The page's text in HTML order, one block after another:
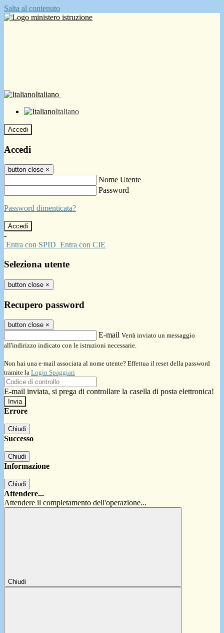
Salta al contenuto
Italiano
Italiano
Accedi
Accedi
button close ×
Nome Utente
Password
Password dimenticata?
-
Entra con SPID Entra con CIE
Seleziona utente
button close ×
Recupero password
button close ×
E-mail Verrà inviato un messaggio
all'indirizzo indicato con le istruzioni necessarie.
Non hai una e-mail associata al nome utente? Effettua il reset della password
tramite la Login Spaggiari
E-mail inviata, si prega di controllare la casella di posta elettronica!
Errore
Chiudi
Successo
Chiudi
Informazione
Chiudi
Attendere...
Attendere il completamento dell'operazione...
Chiudi